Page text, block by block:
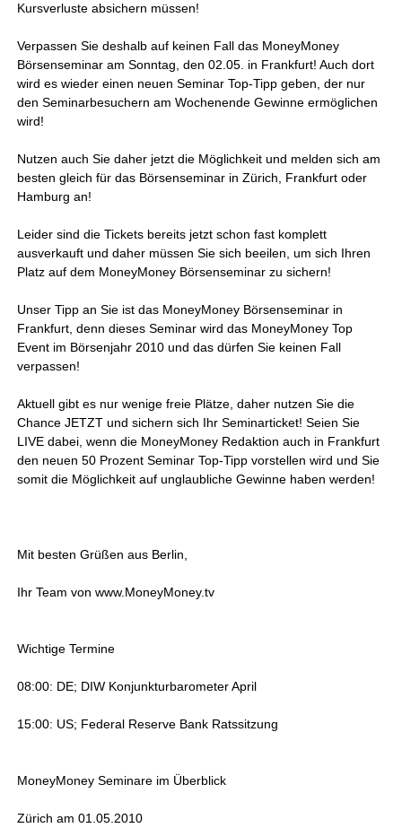
Kursverluste absichern müssen!
Verpassen Sie deshalb auf keinen Fall das MoneyMoney
Börsenseminar am Sonntag, den 02.05. in Frankfurt! Auch dort
wird es wieder einen neuen Seminar Top-Tipp geben, der nur
den Seminarbesuchern am Wochenende Gewinne ermöglichen
wird!
Nutzen auch Sie daher jetzt die Möglichkeit und melden sich am
besten gleich für das Börsenseminar in Zürich, Frankfurt oder
Hamburg an!
Leider sind die Tickets bereits jetzt schon fast komplett
ausverkauft und daher müssen Sie sich beeilen, um sich Ihren
Platz auf dem MoneyMoney Börsenseminar zu sichern!
Unser Tipp an Sie ist das MoneyMoney Börsenseminar in
Frankfurt, denn dieses Seminar wird das MoneyMoney Top
Event im Börsenjahr 2010 und das dürfen Sie keinen Fall
verpassen!
Aktuell gibt es nur wenige freie Plätze, daher nutzen Sie die
Chance JETZT und sichern sich Ihr Seminarticket! Seien Sie
LIVE dabei, wenn die MoneyMoney Redaktion auch in Frankfurt
den neuen 50 Prozent Seminar Top-Tipp vorstellen wird und Sie
somit die Möglichkeit auf unglaubliche Gewinne haben werden!
Mit besten Grüßen aus Berlin,
Ihr Team von www.MoneyMoney.tv
Wichtige Termine
08:00: DE; DIW Konjunkturbarometer April
15:00: US; Federal Reserve Bank Ratssitzung
MoneyMoney Seminare im Überblick
Zürich am 01.05.2010